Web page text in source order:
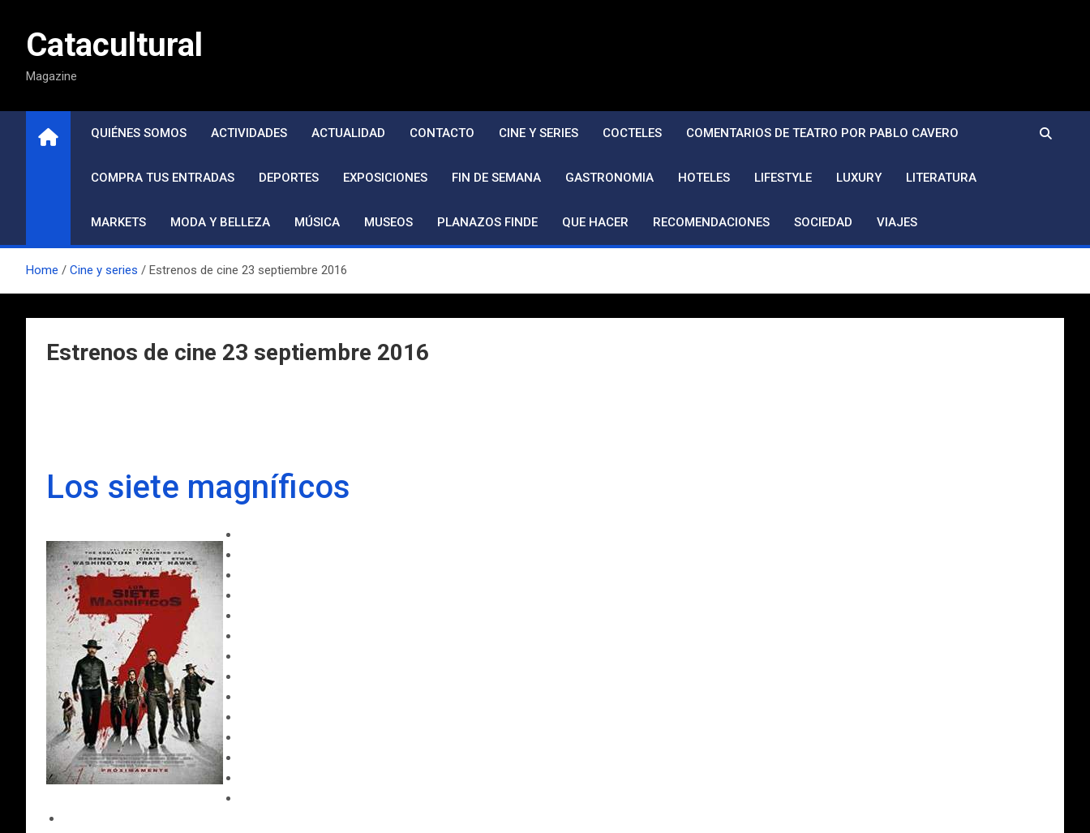
contenidoCatacultural
Magazine
QUIÉNES SOMOS ACTIVIDADES ACTUALIDAD CONTACTO CINE Y SERIES COCTELES COMENTARIOS DE TEATRO POR PABLO CAVERO
COMPRA TUS ENTRADAS DEPORTES EXPOSICIONES FIN DE SEMANA GASTRONOMIA HOTELES LIFESTYLE LUXURY LITERATURA
MARKETS MODA Y BELLEZA MÚSICA MUSEOS PLANAZOS FINDE QUE HACER RECOMENDACIONES SOCIEDAD VIAJES
Home Cine y series Estrenos de cine 23 septiembre 2016
Estrenos de cine 23 septiembre 2016
Los siete magníficos